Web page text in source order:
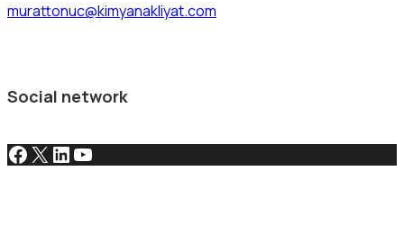
murattonuc@kimyanakliyat.com
Social network
Facebook
X LinkedIn
YouTube